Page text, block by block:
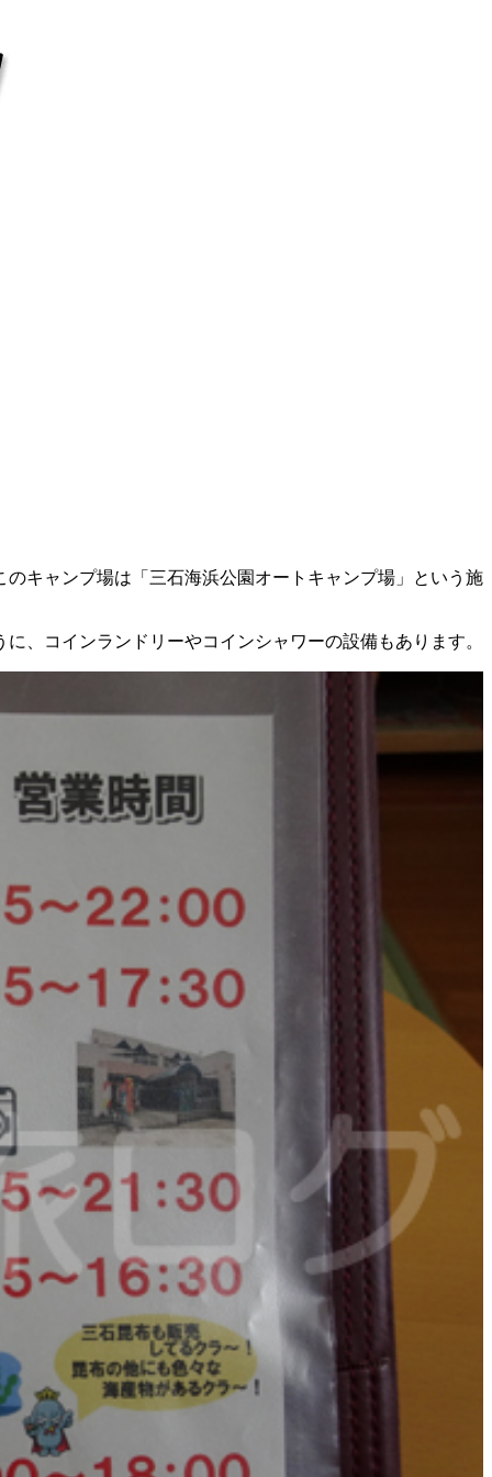
キャンプ場は「三石海浜公園オートキャンプ場」という施
、コインランドリーやコインシャワーの設備もあります。